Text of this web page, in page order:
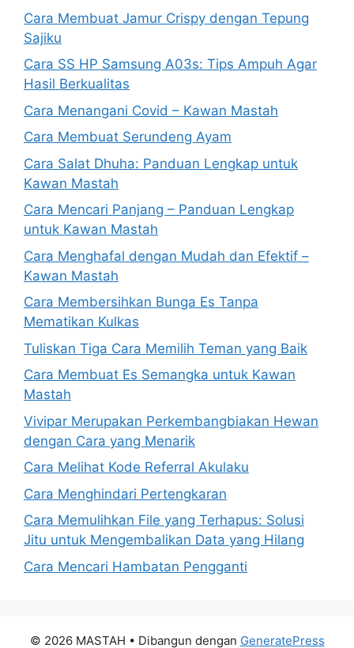
Cara Membuat Jamur Crispy dengan Tepung
Sajiku
Cara SS HP Samsung A03s: Tips Ampuh Agar
Hasil Berkualitas
Cara Menangani Covid – Kawan Mastah
Cara Membuat Serundeng Ayam
Cara Salat Dhuha: Panduan Lengkap untuk
Kawan Mastah
Cara Mencari Panjang – Panduan Lengkap
untuk Kawan Mastah
Cara Menghafal dengan Mudah dan Efektif –
Kawan Mastah
Cara Membersihkan Bunga Es Tanpa
Mematikan Kulkas
Tuliskan Tiga Cara Memilih Teman yang Baik
Cara Membuat Es Semangka untuk Kawan
Mastah
Vivipar Merupakan Perkembangbiakan Hewan
dengan Cara yang Menarik
Cara Melihat Kode Referral Akulaku
Cara Menghindari Pertengkaran
Cara Memulihkan File yang Terhapus: Solusi
Jitu untuk Mengembalikan Data yang Hilang
Cara Mencari Hambatan Pengganti
© 2026 MASTAH • Dibangun dengan GeneratePress